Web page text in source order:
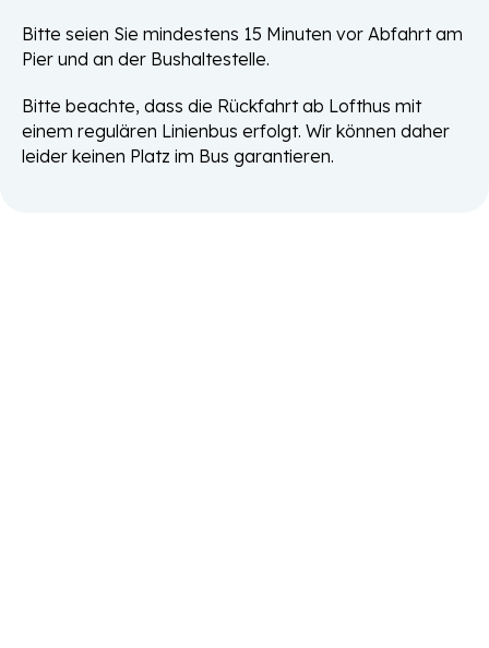
Bitte seien Sie mindestens 15 Minuten vor Abfahrt am
Pier und an der Bushaltestelle.
Bitte beachte, dass die Rückfahrt ab Lofthus mit
einem regulären Linienbus erfolgt. Wir können daher
leider keinen Platz im Bus garantieren.